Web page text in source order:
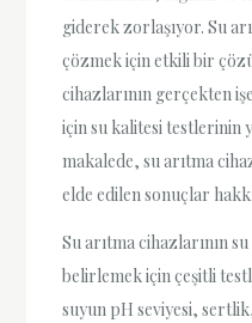
giderek zorlaşıyor. Su
çözmek için etkili bir
cihazlarının gerçekten
için su kalitesi testlerinin
makalede, su arıtma
elde edilen sonuçlar
Su arıtma cihazlarının
belirlemek için çeşitli
suyun pH seviyesi,